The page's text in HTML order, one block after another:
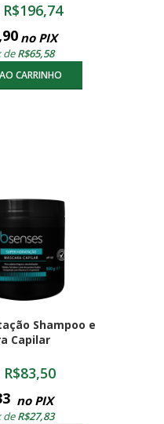
R$196,74
no PIX
deR$65,58
CARRINHO
Shampoo e
Capilar
R$83,50
no PIX
deR$27,83